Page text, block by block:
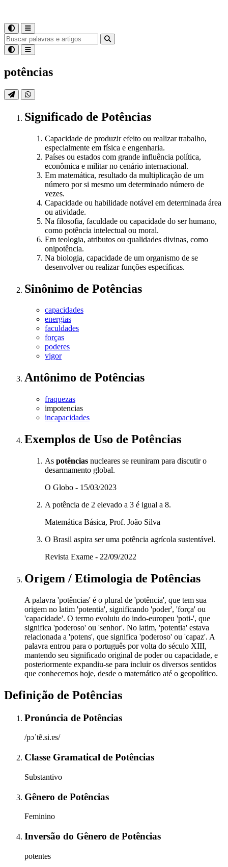
potências
Significado de Potências
Capacidade de produzir efeito ou realizar trabalho,
especialmente em física e engenharia.
Países ou estados com grande influência política,
econômica e militar no cenário internacional.
Em matemática, resultado da multiplicação de um
número por si mesmo um determinado número de
vezes.
Capacidade ou habilidade notável em determinada área
ou atividade.
Na filosofia, faculdade ou capacidade do ser humano,
como potência intelectual ou moral.
Em teologia, atributos ou qualidades divinas, como
onipotência.
Na biologia, capacidade de um organismo de se
desenvolver ou realizar funções específicas.
Sinônimo de Potências
capacidades
energias
faculdades
forças
poderes
vigor
Antônimo de Potências
fraquezas
impotencias
incapacidades
Exemplos de Uso de Potências
As potências nucleares se reuniram para discutir o
desarmamento global.
O Globo - 15/03/2023
A potência de 2 elevado a 3 é igual a 8.
Matemática Básica, Prof. João Silva
O Brasil aspira ser uma potência agrícola sustentável.
Revista Exame - 22/09/2022
Origem / Etimologia de Potências
A palavra 'potências' é o plural de 'potência', que tem sua
origem no latim 'potentia', significando 'poder', 'força' ou
'capacidade'. O termo evoluiu do indo-europeu 'poti-', que
significa 'poderoso' ou 'senhor'. No latim, 'potentia' estava
relacionada a 'potens', que significa 'poderoso' ou 'capaz'. A
palavra entrou para o português por volta do século XIII,
mantendo seu significado original de poder ou capacidade, e
posteriormente expandiu-se para incluir os diversos sentidos
que conhecemos hoje, desde o matemático até o geopolítico.
Definição de Potências
Pronúncia de Potências
/pɔˈtẽ.si.ɐs/
Classe Gramatical de Potências
Substantivo
Gênero de Potências
Feminino
Inversão do Gênero de Potências
potentes